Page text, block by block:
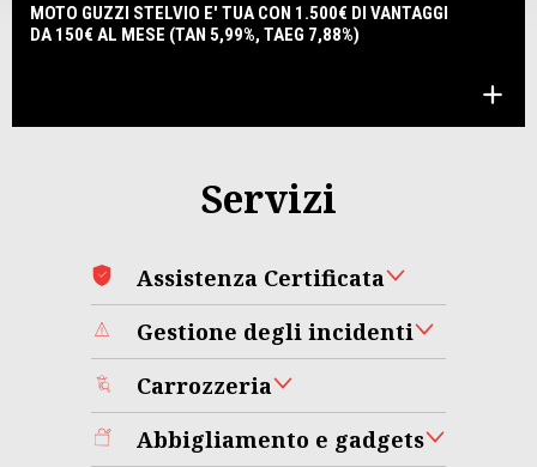
MOTO GUZZI STELVIO E' TUA CON 1.500€ DI VANTAGGI
DA 150€ AL MESE (TAN 5,99%, TAEG 7,88%)
Servizi
Assistenza Certificata
Gestione degli incidenti
Carrozzeria
Abbigliamento e gadgets